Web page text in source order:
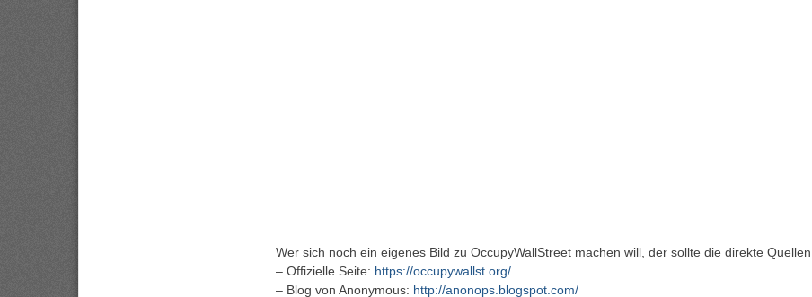
Wer sich noch ein eigenes Bild zu OccupyWallStreet machen will, der sollte die direkte
– Offizielle Seite: https://occupywallst.org/
– Blog von Anonymous: http://anonops.blogspot.com/